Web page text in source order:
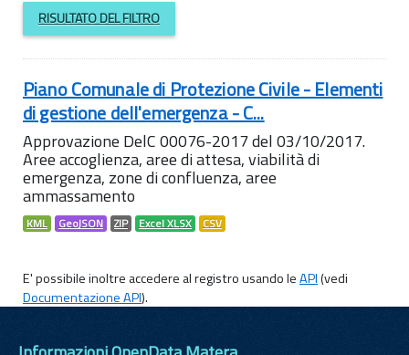
RISULTATO DEL FILTRO
Piano Comunale di Protezione Civile - Elementi
di gestione dell'emergenza - C...
Approvazione DelC 00076-2017 del 03/10/2017.
Aree accoglienza, aree di attesa, viabilità di
emergenza, zone di confluenza, aree
ammassamento
KML GeoJSON ZIP Excel XLSX CSV
E' possibile inoltre accedere al registro usando leAPI(vedi
Documentazione API).